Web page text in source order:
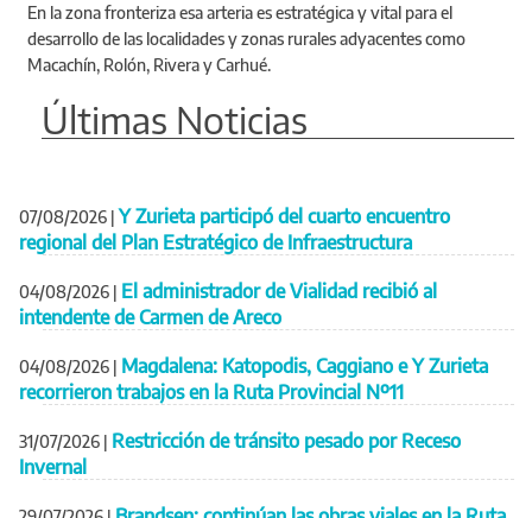
En la zona fronteriza esa arteria es estratégica y vital para el
desarrollo de las localidades y zonas rurales adyacentes como
Macachín, Rolón, Rivera y Carhué.
Últimas Noticias
07/08/2026 | Y Zurieta participó del cuarto encuentro
regional del Plan Estratégico de Infraestructura
04/08/2026 | El administrador de Vialidad recibió al
intendente de Carmen de Areco
04/08/2026 | Magdalena: Katopodis, Caggiano e Y Zurieta
recorrieron trabajos en la Ruta Provincial Nº11
31/07/2026 | Restricción de tránsito pesado por Receso
Invernal